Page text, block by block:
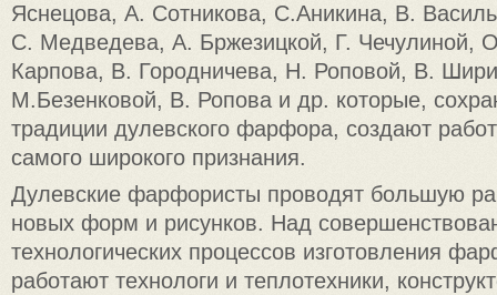
Яснецова, А. Сотникова, С.Аникина, В.
С. Медведева, А. Бржезицкой, Г. Чечулиной,
Карпова, В. Городничева, Н. Роповой, В.
М.Безенковой, В. Ропова и др. которые,
традиции дулевского фарфора, создают
самого широкого признания.
Дулевские фарфористы проводят большую
новых форм и рисунков. Над
технологических процессов изготовления
работают технологи и теплотехники,